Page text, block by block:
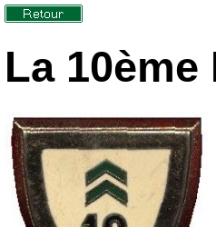
La